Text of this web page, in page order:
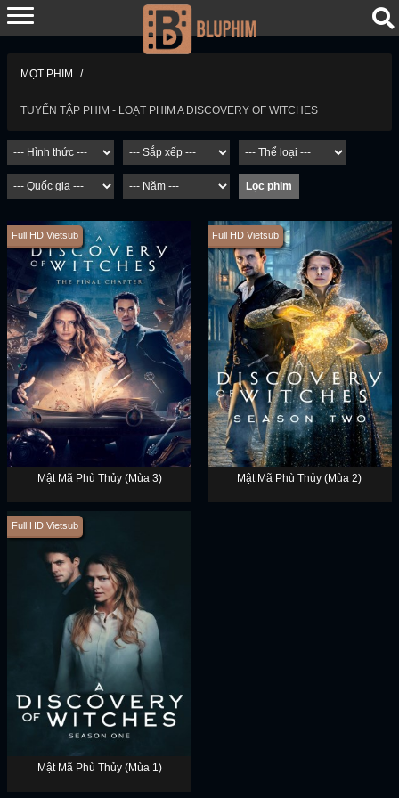
MỌT PHIM
TUYỂN TẬP PHIM - LOẠT PHIM A DISCOVERY OF WITCHES
Full HD Vietsub
Mật Mã Phù Thủy (Mùa 3)
Full HD Vietsub
Mật Mã Phù Thủy (Mùa 2)
Full HD Vietsub
Mật Mã Phù Thủy (Mùa 1)